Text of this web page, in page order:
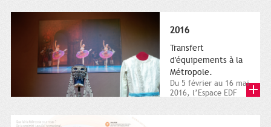
2016
Transfert
d'équipements à la
Métropole.
Du 5 février au 16 mai
2016, l’Espace EDF